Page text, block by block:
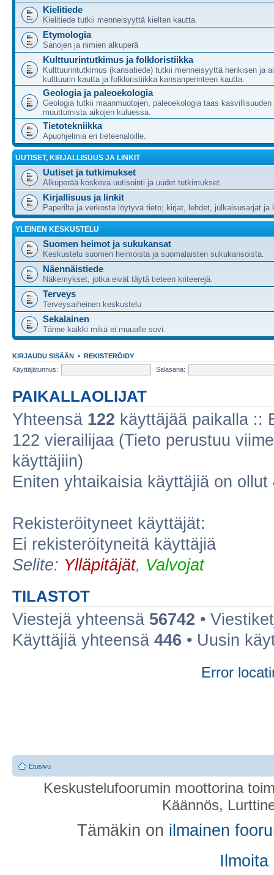
Kielitiede
Kielitiede tutkii menneisyyttä kielten kautta.
Etymologia
Sanojen ja nimien alkuperä
Kulttuurintutkimus ja folkloristiikka
Kulttuurintutkimus (kansatiede) tutkii menneisyyttä henkisen ja
kulttuurin kautta ja folkloristiikka kansanperinteen kautta.
Geologia ja paleoekologia
Geologia tutkii maanmuotojen, paleoekologia taas
muuttumista aikojen kuluessa.
Tietotekniikka
Apuohjelmia eri tieteenaloille.
UUTISET, KIRJALLISUUS JA LINKIT
Uutiset ja tutkimukset
Alkuperää koskeva uutisointi ja uudet tutkimukset.
Kirjallisuus ja linkit
Paperilta ja verkosta löytyvä tieto; kirjat, lehdet, julkaisusarjat ja
YLEINEN KESKUSTELU
Suomen heimot ja sukukansat
Keskustelu suomen heimoista ja suomalaisten sukukansoista.
Näennäistiede
Näkemykset, jotka eivät täytä tieteen kriteerejä.
Terveys
Terveysaiheinen keskustelu
Sekalainen
Tänne kaikki mikä ei muualle sovi.
KIRJAUDU SISÄÄN • REKISTERÖIDY
Käyttäjätunnus:
Salasana:
PAIKALLAOLIJAT
Yhteensä 122 käyttäjää paikalla ::
122 vierailijaa (Tieto perustuu
käyttäjiin)
Eniten yhtaikaisia käyttäjiä on ollut
Rekisteröityneet käyttäjät:
Ei rekisteröityneitä käyttäjiä
Selite: Ylläpitäjät, Valvojat
TILASTOT
Viestejä yhteensä 56742 •
Käyttäjiä yhteensä 446 • Uusin
Error
Etusivu
Keskustelufoorumin moottorina
Käännös,
Tämäkin on ilmainen